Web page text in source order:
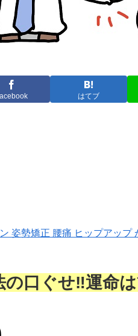
はてブ
姿勢矯正 腰痛 ヒップアッ
の口ぐせ‼運命